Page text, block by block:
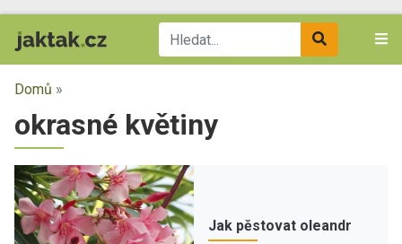
Domů »
okrasné květiny
Jak pěstovat oleandr